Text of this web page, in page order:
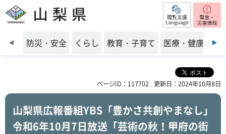
山梨県 閲覧支援
前のスライドを表示
防災・安全 くらし 教育・子育て 医療・健康・福
ページID：117702 更新日：2024年10月8日
山梨県広報番組YBS「豊かさ共創やまなし」
令和6年10月7日放送「芸術の秋！甲府の街